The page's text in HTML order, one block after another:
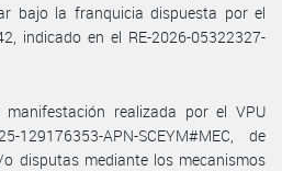
bajo la franquicia dispuesta por el
indicado en el RE-2026-05322327-
manifestación realizada por el VPU
129176353-APN-SCEYM#MEC, de
disputas mediante los mecanismos